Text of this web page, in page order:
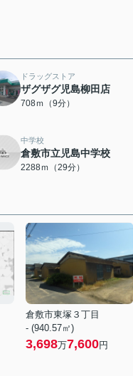
ドラッグストア
ザグザグ児島柳田店
708ｍ（9分）
中学校
倉敷市立児島中学校
2288ｍ（29分）
倉敷市東塚３丁目
- (940.57㎡)
3,698万7,600円